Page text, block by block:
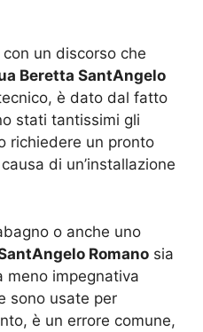
un discorso che
Beretta SantAngelo
è dato dal fatto
stati tantissimi gli
richiedere un pronto
di un’installazione
o anche uno
Romano sia
meno impegnativa
sono usate per
è un errore comune,